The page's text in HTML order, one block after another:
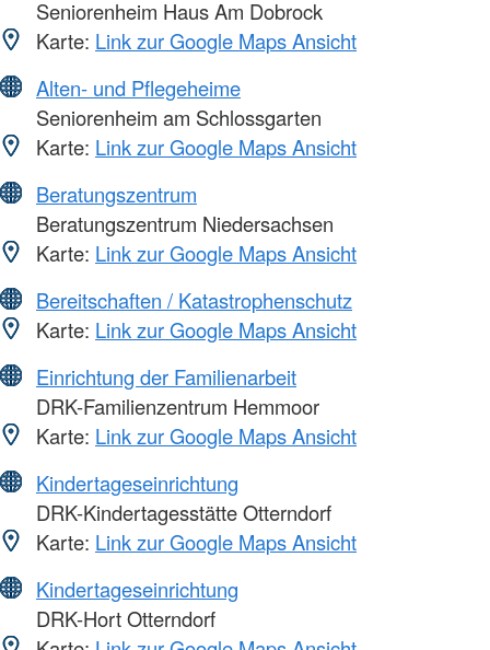
Seniorenheim Haus Am Dobrock
Karte: Link zur Google Maps Ansicht
Alten- und Pflegeheime
Seniorenheim am Schlossgarten
Karte: Link zur Google Maps Ansicht
Beratungszentrum
Beratungszentrum Niedersachsen
Karte: Link zur Google Maps Ansicht
Bereitschaften / Katastrophenschutz
Karte: Link zur Google Maps Ansicht
Einrichtung der Familienarbeit
DRK-Familienzentrum Hemmoor
Karte: Link zur Google Maps Ansicht
Kindertageseinrichtung
DRK-Kindertagesstätte Otterndorf
Karte: Link zur Google Maps Ansicht
Kindertageseinrichtung
DRK-Hort Otterndorf